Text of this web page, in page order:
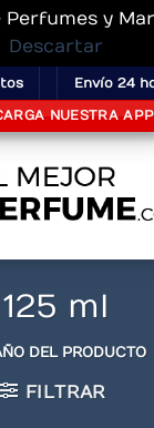
y
Descartar
Envío 24
NUESTRA APP
125 ml
DEL PRODUCTO
FILTRAR